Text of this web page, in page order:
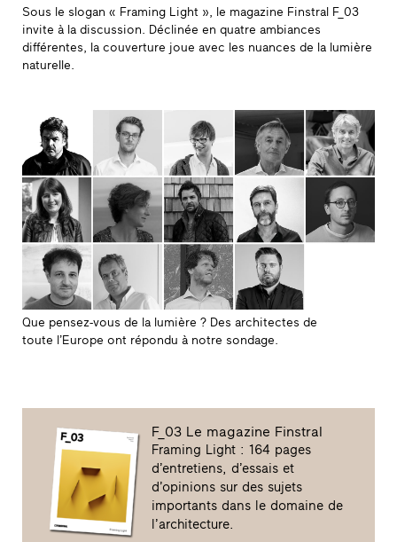
Sous le slogan « Framing Light », le magazine Finstral F_03
invite à la discussion. Déclinée en quatre ambiances
différentes, la couverture joue avec les nuances de la lumière
naturelle.
Que pensez-vous de la lumière ? Des architectes de
toute l’Europe ont répondu à notre sondage.
F_03 Le magazine Finstral
Framing Light : 164 pages
d’entretiens, d’essais et
d’opinions sur des sujets
importants dans le domaine de
l’architecture.